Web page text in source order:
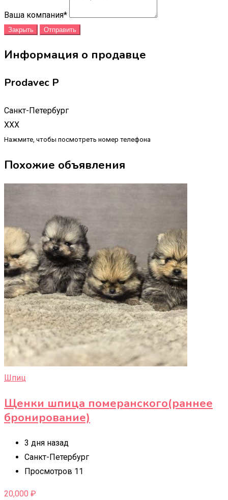
Ваша компания*
Закрыть Отправить
Информация о продавце
Prodavec P
Санкт-Петербург
XXX
Нажмите, чтобы посмотреть номер телефона
Похожие объявления
Шпиц
Щенки шпица померанского(раннее
бронирование)
3 дня назад
Санкт-Петербург
Просмотров 11
20,000 ₽